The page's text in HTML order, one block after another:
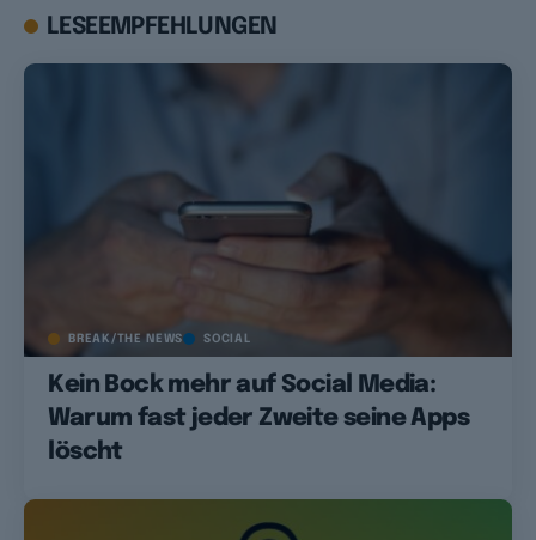
LESEEMPFEHLUNGEN
BREAK/THE NEWS SOCIAL
Kein Bock mehr auf Social Media:
Warum fast jeder Zweite seine Apps
löscht